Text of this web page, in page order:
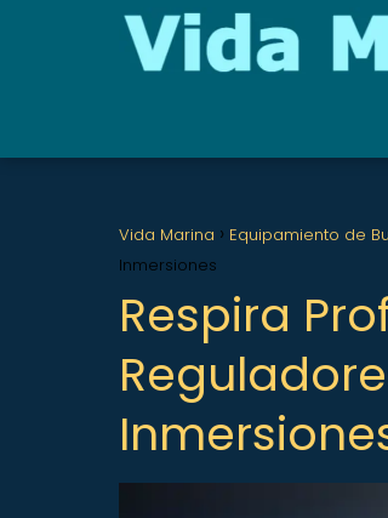
Vida Marina Equipamiento de
Inmersiones
Respira